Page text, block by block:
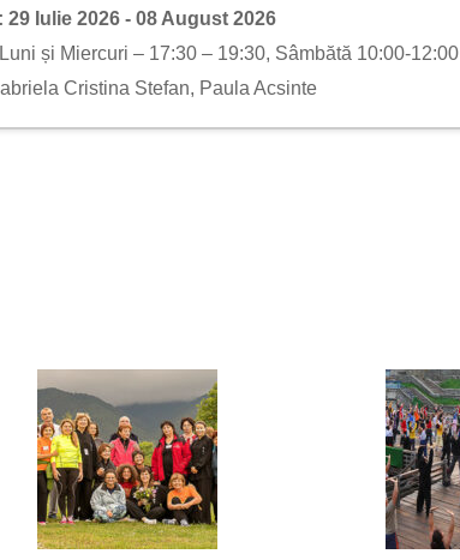
29 Iulie 2026 - 08 August 2026
și Miercuri – 17:30 – 19:30, Sâmbătă 10:00-12:00
Cristina Stefan, Paula Acsinte